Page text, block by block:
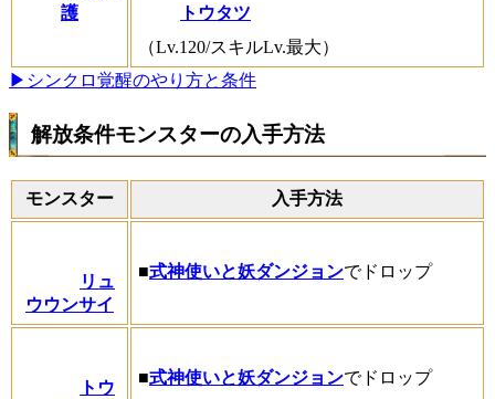
護
トウタツ
（Lv.120/スキルLv.最大）
▶シンクロ覚醒のやり方と条件
解放条件モンスターの入手方法
モンスター 入手方法
リュ
ウウンサイ
■式神使いと妖ダンジョンでドロップ
トウ
■式神使いと妖ダンジョンでドロップ